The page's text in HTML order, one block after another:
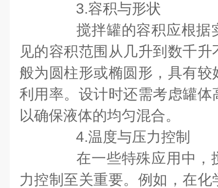
3.容积与形状
搅拌罐的容积应根据
见的容积范围从几升到数千
般为圆柱形或椭圆形，具有
利用率。设计时还需考虑罐
以确保液体的均匀混合。
4.温度与压力控制
在一些特殊应用中，
力控制至关重要。例如，在